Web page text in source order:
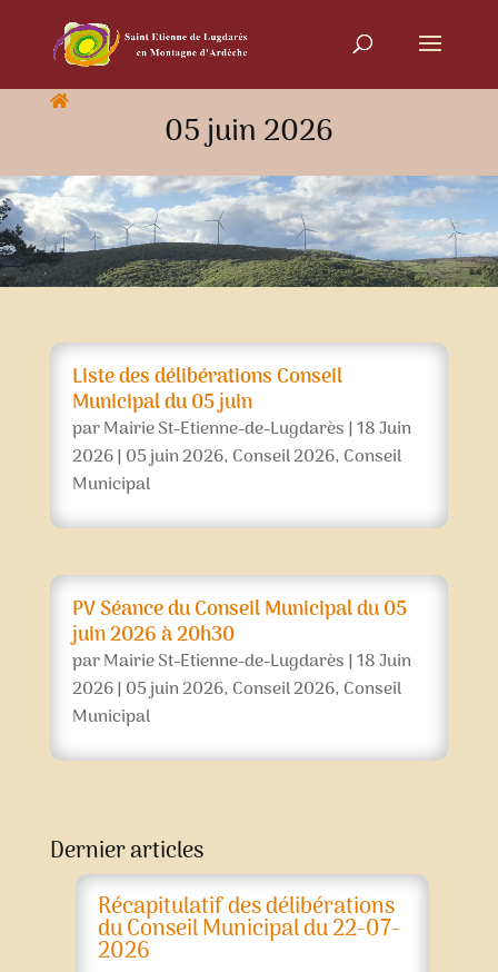
05 juin 2026
Liste des délibérations Conseil
Municipal du 05 juin
parMairie St-Etienne-de-Lugdarès|18 Juin
2026| 05 juin 2026, Conseil 2026, Conseil
Municipal
PV Séance du Conseil Municipal du 05
juin 2026 à 20h30
parMairie St-Etienne-de-Lugdarès|18 Juin
2026| 05 juin 2026, Conseil 2026, Conseil
Municipal
Dernier articles
Récapitulatif des délibérations
du Conseil Municipal du 22-07-
2026